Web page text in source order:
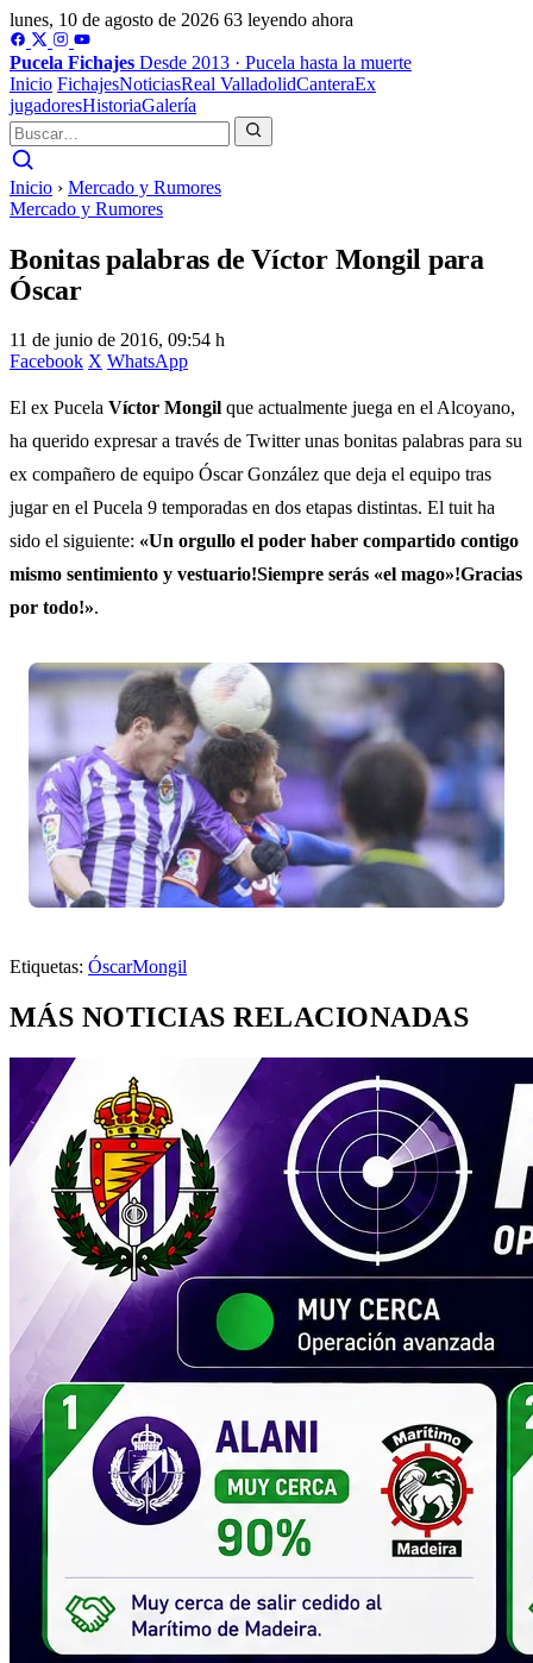
lunes, 10 de agosto de 2026 63 leyendo ahora
Pucela Fichajes Desde 2013 · Pucela hasta la muerte
Inicio FichajesNoticiasReal ValladolidCanteraEx
jugadoresHistoriaGalería
Inicio › Mercado y Rumores
Mercado y Rumores
Bonitas palabras de Víctor Mongil para
Óscar
11 de junio de 2016, 09:54 h
Facebook X WhatsApp
El ex Pucela Víctor Mongil que actualmente juega en el Alcoyano,
ha querido expresar a través de Twitter unas bonitas palabras para su
ex compañero de equipo Óscar González que deja el equipo tras
jugar en el Pucela 9 temporadas en dos etapas distintas. El tuit ha
sido el siguiente: «Un orgullo el poder haber compartido contigo
mismo sentimiento y vestuario!Siempre serás «el mago»!Gracias
por todo!».
Etiquetas: ÓscarMongil
MÁS NOTICIAS RELACIONADAS